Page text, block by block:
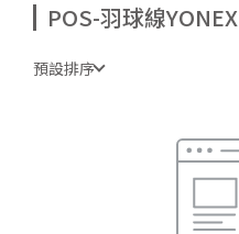
POS-羽球線YONEX
預設排序